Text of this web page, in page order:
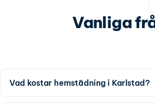
Vanliga
Vad kostar hemstädning i Karlstad?